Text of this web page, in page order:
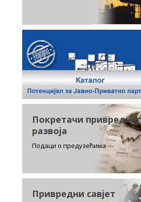
Покретачи привредног
развоја
Подаци о предузећима
Привредни савјет